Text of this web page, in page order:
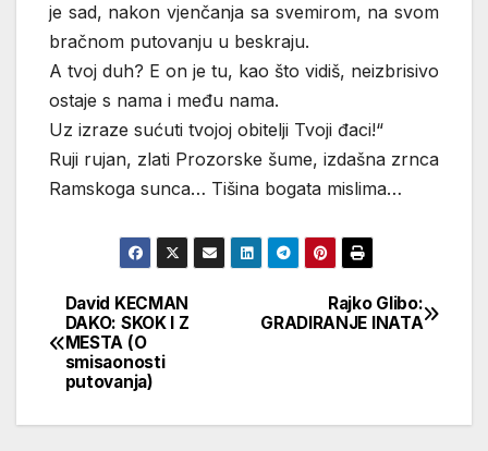
je sad, nakon vjenčanja sa svemirom, na svom
bračnom putovanju u beskraju.
A tvoj duh? E on je tu, kao što vidiš, neizbrisivo
ostaje s nama i među nama.
Uz izraze sućuti tvojoj obitelji Tvoji đaci!“
Ruji rujan, zlati Prozorske šume, izdašna zrnca
Ramskoga sunca… Tišina bogata mislima…
Кретање
чланка
Rajko Glibo:
GRADIRANJE INATA
David KECMAN
DAKO: SKOK I Z
MESTA (O
smisaonosti
putovanja)